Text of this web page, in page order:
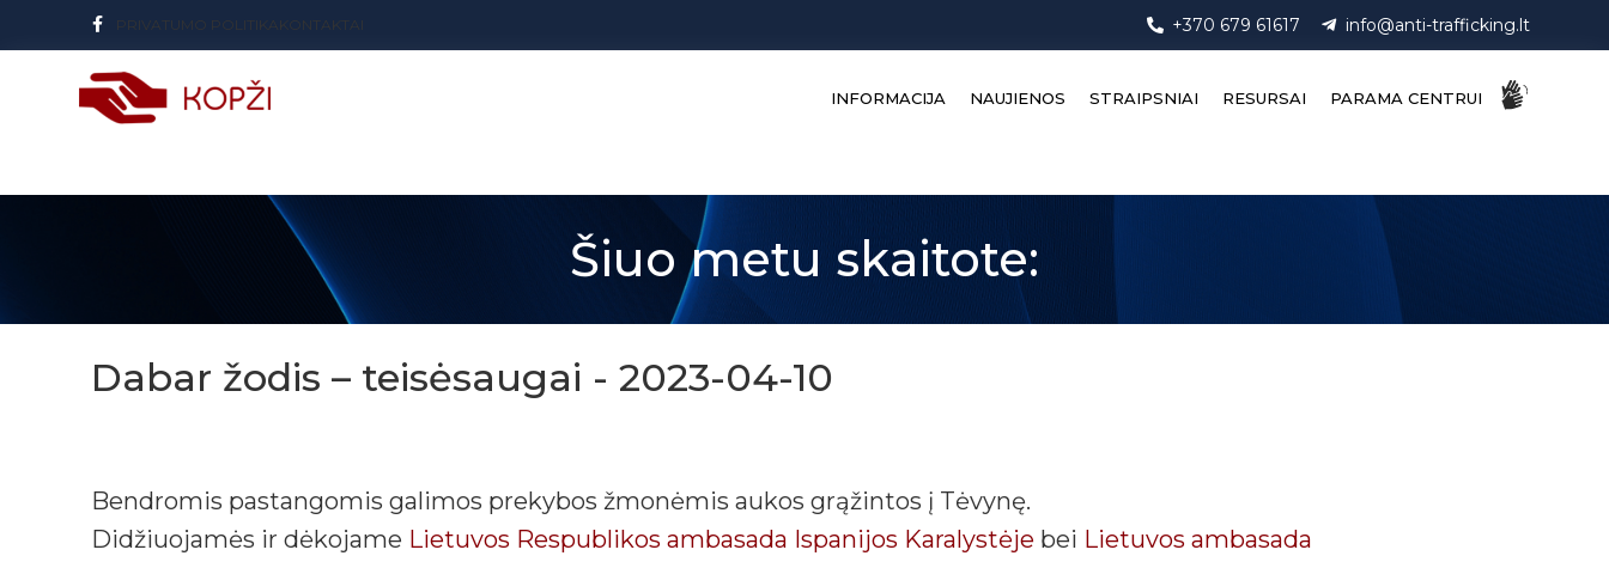
PRIVATUMO POLITIKA KONTAKTAI +370 679 61617 info@anti-trafficking.lt
INFORMACIJA NAUJIENOS STRAIPSNIAI RESURSAI PARAMA CENTRUI
Šiuo metu skaitote:
Dabar žodis – teisėsaugai - 2023-04-10
Bendromis pastangomis galimos prekybos žmonėmis aukos grąžintos į Tėvynę.
Didžiuojamės ir dėkojame Lietuvos Respublikos ambasada Ispanijos Karalystėje bei Lietuvos ambasada